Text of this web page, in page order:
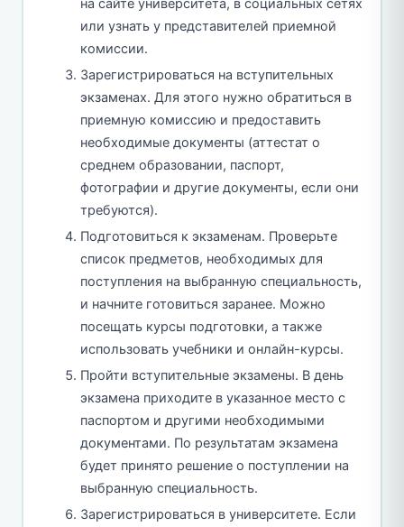
на сайте университета, в социальных сетях
или узнать у представителей приемной
комиссии.
Зарегистрироваться на вступительных
экзаменах. Для этого нужно обратиться в
приемную комиссию и предоставить
необходимые документы (аттестат о
среднем образовании, паспорт,
фотографии и другие документы, если они
требуются).
Подготовиться к экзаменам. Проверьте
список предметов, необходимых для
поступления на выбранную специальность,
и начните готовиться заранее. Можно
посещать курсы подготовки, а также
использовать учебники и онлайн-курсы.
Пройти вступительные экзамены. В день
экзамена приходите в указанное место с
паспортом и другими необходимыми
документами. По результатам экзамена
будет принято решение о поступлении на
выбранную специальность.
Зарегистрироваться в университете. Если